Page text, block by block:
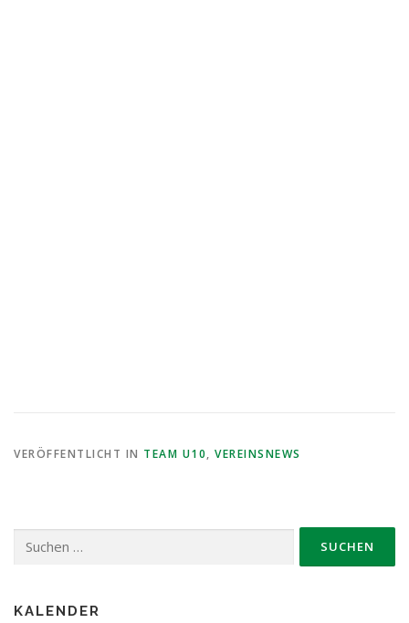
VERÖFFENTLICHT IN TEAM U10, VEREINSNEWS
nach:
KALENDER